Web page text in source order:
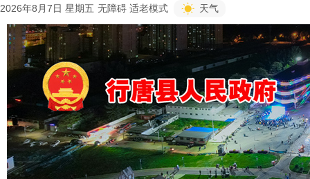
2026年8月7日 星期五 无障碍 适老模式 天气